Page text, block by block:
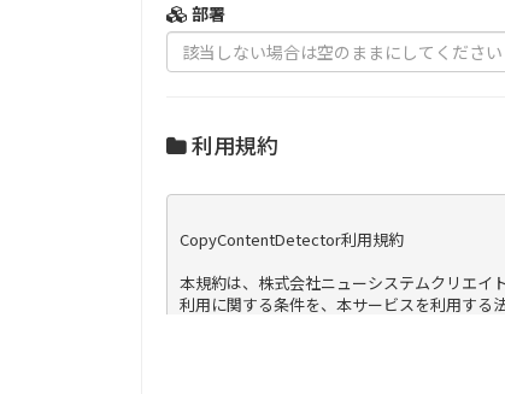
部署
利用規約
CopyContentDetector利用規約
本規約は、株式会社ニューシステムクリエ
利用に関する条件を、本サービスを利用する